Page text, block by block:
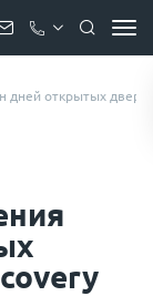
дней открытых